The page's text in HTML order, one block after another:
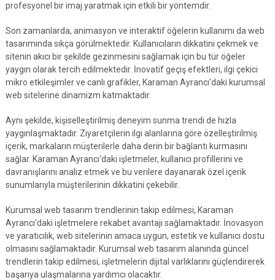
profesyonel bir imaj yaratmak için etkili bir yöntemdir.
Son zamanlarda, animasyon ve interaktif öğelerin kullanımı da web
tasarımında sıkça görülmektedir. Kullanıcıların dikkatini çekmek ve
sitenin akıcı bir şekilde gezinmesini sağlamak için bu tür öğeler
yaygın olarak tercih edilmektedir. İnovatif geçiş efektleri, ilgi çekici
mikro etkileşimler ve canlı grafikler, Karaman Ayrancı'daki kurumsal
web sitelerine dinamizm katmaktadır.
Aynı şekilde, kişiselleştirilmiş deneyim sunma trendi de hızla
yaygınlaşmaktadır. Ziyaretçilerin ilgi alanlarına göre özelleştirilmiş
içerik, markaların müşterilerle daha derin bir bağlantı kurmasını
sağlar. Karaman Ayrancı'daki işletmeler, kullanıcı profillerini ve
davranışlarını analiz etmek ve bu verilere dayanarak özel içerik
sunumlarıyla müşterilerinin dikkatini çekebilir.
Kurumsal web tasarım trendlerinin takip edilmesi, Karaman
Ayrancı'daki işletmelere rekabet avantajı sağlamaktadır. İnovasyon
ve yaratıcılık, web sitelerinin amaca uygun, estetik ve kullanıcı dostu
olmasını sağlamaktadır. Kurumsal web tasarım alanında güncel
trendlerin takip edilmesi, işletmelerin dijital varlıklarını güçlendirerek
başarıya ulaşmalarına yardımcı olacaktır.